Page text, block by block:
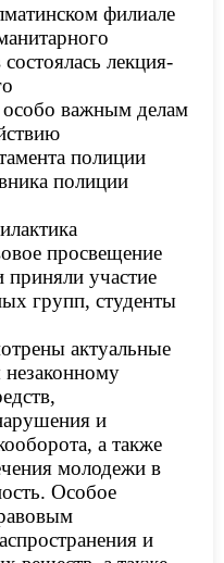
филиале
лекция-
важным делам
полиции
полиции
просвещение
участие
групп, студенты
актуальные
и
а также
молодежи в
Особое
и